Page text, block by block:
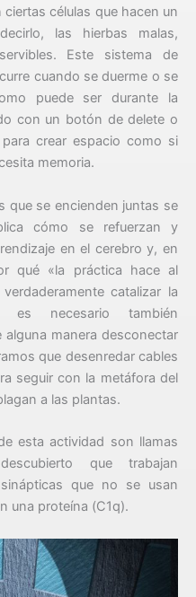
células que hacen un
las hierbas malas,
Este sistema de
cuando se duerme o se
puede ser durante la
con un botón de delete o
crear espacio como si
memoria.
que se encienden juntas se
cómo se refuerzan y
en el cerebro y, en
qué «la práctica hace al
catalizar la
es necesario también
manera desconectar
que desenredar cables
seguir con la metáfora del
a las plantas.
esta actividad son llamas
que trabajan
que no se usan
una proteína (C1q).